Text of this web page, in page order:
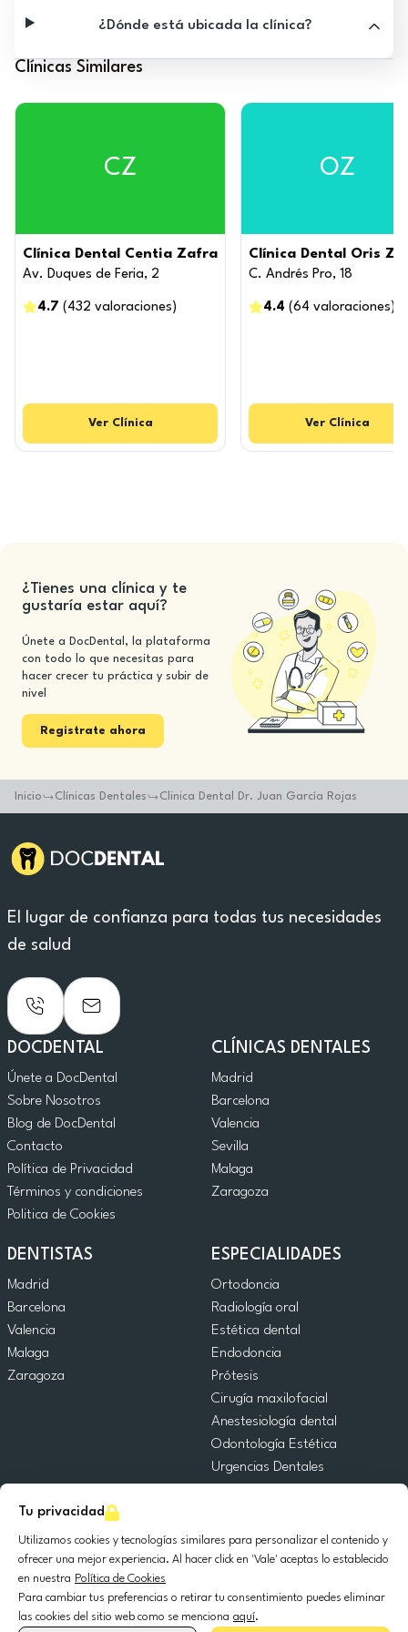
Tu privacidad
Utilizamos cookies y tecnologías similares para personalizar el contenido y
ofrecer una mejor experiencia. Al hacer click en 'Vale' aceptas lo establecido
en nuestra Política de Cookies
Para cambiar tus preferencias o retirar tu consentimiento puedes eliminar
las cookies del sitio web como se menciona aquí.
¿Dónde está ubicada la clínica?
Clínicas Similares
CZ
Clínica Dental Centia Zafra
Av. Duques de Feria, 2
4.7 ( 432 valoraciones )
Ver Clínica
OZ
Clínica Dental Oris
C. Andrés Pro, 18
4.4 (64 valoraciones )
Ver Clínica
¿Tienes una clínica y te
gustaría estar aquí?
Únete a DocDental, la plataforma
con todo lo que necesitas para
hacer crecer tu práctica y subir de
nivel
Registrate ahora
Inicio Clínicas Dentales Clinica Dental Dr. Juan García Rojas
El lugar de confianza para todas tus necesidades
de salud
DOCDENTAL
Únete a DocDental
Sobre Nosotros
Blog de DocDental
Contacto
Política de Privacidad
Términos y condiciones
Politica de Cookies
CLÍNICAS DENTALES
Madrid
Barcelona
Valencia
Sevilla
Malaga
Zaragoza
DENTISTAS
Madrid
Barcelona
Valencia
Malaga
Zaragoza
ESPECIALIDADES
Ortodoncia
Radiología oral
Estética dental
Endodoncia
Prótesis
Cirugía maxilofacial
Anestesiología dental
Odontología Estética
Urgencias Dentales
Cirugía Oral
Implantología dental